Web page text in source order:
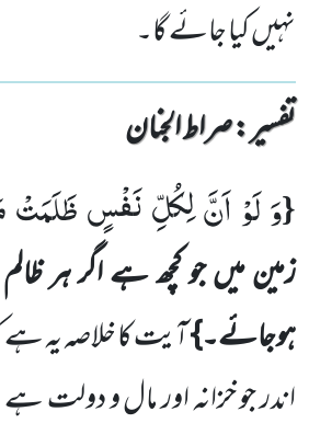
نہیں کیا جائے گا۔
تفسیر : ‎صراط الجنان
{وَ لَوْ اَنَّ لِكُلِّ نَفْسٍ ظَلَمَتْ
زمین میں جو کچھ ہے اگر ہر
ہوجائے۔}آیت کا خلاصہ یہ ہے
اندر جو خزانہ اور مال و دولت